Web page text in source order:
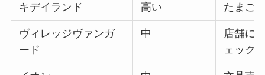
キデイランド 高い たまご
ヴィレッジヴァンガ
ード
中
店舗に
ェック